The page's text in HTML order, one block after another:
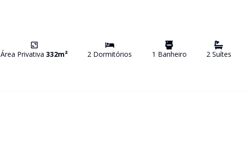
Área Privativa332m² 2 Dormitórios 1 Banheiro 2Suítes